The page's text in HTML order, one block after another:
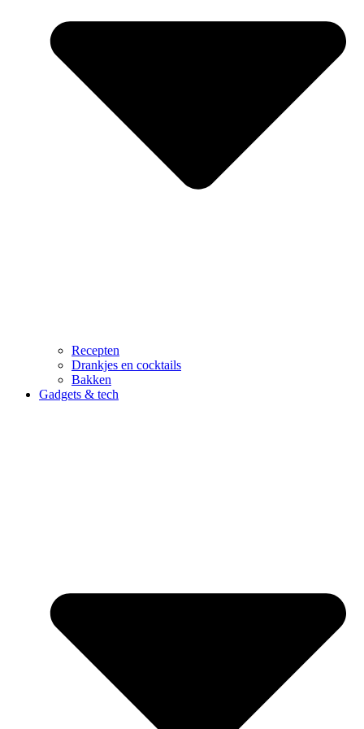
Recepten
Drankjes en cocktails
Bakken
Gadgets & tech